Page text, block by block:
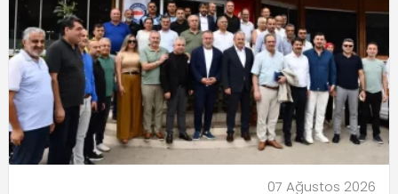
07 Ağustos 2026